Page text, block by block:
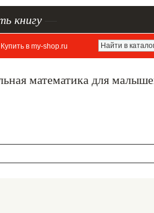
книгу
Купить в my-shop.ru
математика для